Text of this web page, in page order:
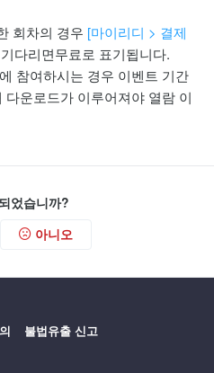
회차의 경우 [마이리디 > 결제
다리면무료로 표기됩니다.
참여하시는 경우 이벤트 기간
운로드가 이루어져야 열람 이
었습니까?
아니오
불법유출 신고